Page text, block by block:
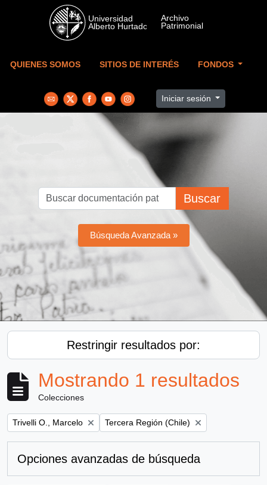
Skip to main content
QUIENES SOMOS SITIOS DE INTERÉS FONDOS
Iniciar sesión
Buscar
Búsqueda Avanzada »
Restringir resultados por:
Mostrando 1 resultados
Colecciones
Remove filter:
Trivelli O., Marcelo Remove filter:
Tercera Región (Chile)
Opciones avanzadas de búsqueda